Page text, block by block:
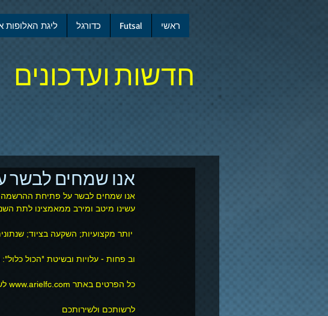
ליגת האלופות כדורגל Futsal ראשי
חדשות ועדכונים
אנו שמחים לבשר על
אנו שמחים לבשר על פתיחת ההרשמה לעונת
עשינו מיטב ומירב ממאמצינו לתת
וב פחות - עלויות ובשיטת "הכול
כל הפרטים באתר www.arielfc.com לשונית פורטל רישום.
לרשותכם ולשירותכם